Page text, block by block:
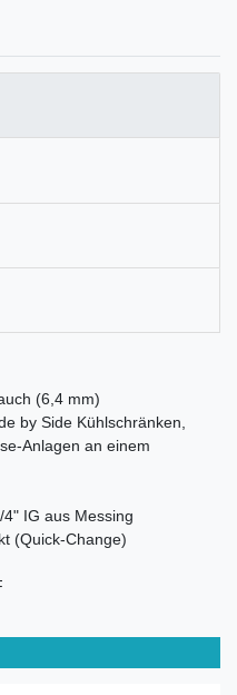
(6,4 mm)
by Side Kühlschränken,
Anlagen an einem
IG aus Messing
(Quick-Change)